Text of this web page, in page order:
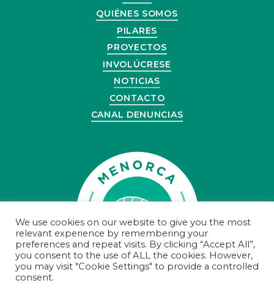
QUIÉNES SOMOS
PILARES
PROYECTOS
INVOLÚCRESE
NOTICIAS
CONTACTO
CANAL DENUNCIAS
We use cookies on our website to give you the most
relevant experience by remembering your
preferences and repeat visits. By clicking “Accept All”,
you consent to the use of ALL the cookies. However,
you may visit "Cookie Settings" to provide a controlled
consent.